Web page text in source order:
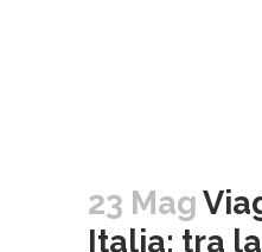
23 Mag
Italia: tra